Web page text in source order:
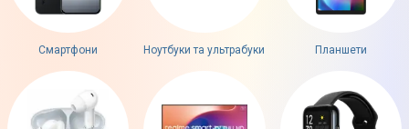
Смартфони Ноутбуки та ультрабуки Планшети